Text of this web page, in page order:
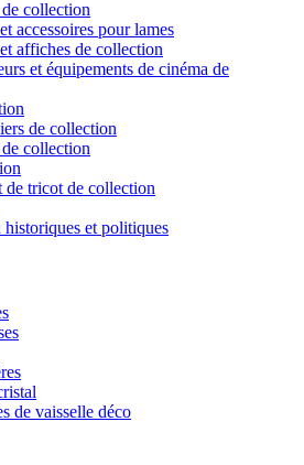
collection
accessoires pour lames
affiches de collection
et équipements de cinéma de
de collection
collection
de tricot de collection
et politiques
de vaisselle déco